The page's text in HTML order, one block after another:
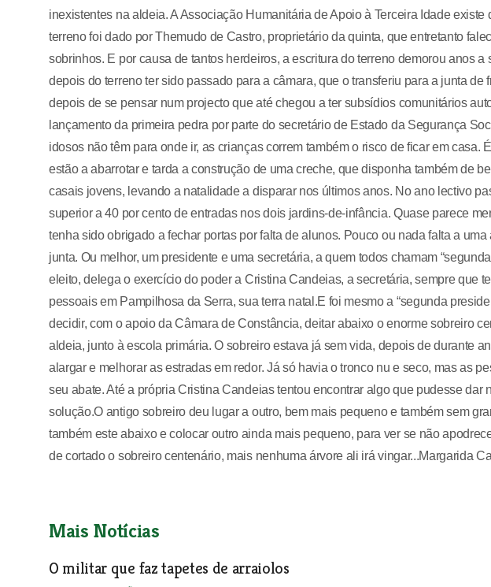
inexistentes na aldeia. A Associação Humanitária de Apoio à Terceira Idade
terreno foi dado por Themudo de Castro, proprietário da quinta, que entretanto
sobrinhos. E por causa de tantos herdeiros, a escritura do terreno demorou anos
depois do terreno ter sido passado para a câmara, que o transferiu para a junta
depois de se pensar num projecto que até chegou a ter subsídios comunitários
lançamento da primeira pedra por parte do secretário de Estado da Segurança
idosos não têm para onde ir, as crianças correm também o risco de ficar em casa.
estão a abarrotar e tarda a construção de uma creche, que disponha também de
casais jovens, levando a natalidade a disparar nos últimos anos. No ano lectivo
superior a 40 por cento de entradas nos dois jardins-de-infância. Quase parece
tenha sido obrigado a fechar portas por falta de alunos. Pouco ou nada falta a
junta. Ou melhor, um presidente e uma secretária, a quem todos chamam
eleito, delega o exercício do poder a Cristina Candeias, a secretária, sempre que
pessoais em Pampilhosa da Serra, sua terra natal.E foi mesmo a “segunda
decidir, com o apoio da Câmara de Constância, deitar abaixo o enorme sobreiro
aldeia, junto à escola primária. O sobreiro estava já sem vida, depois de durante
alargar e melhorar as estradas em redor. Já só havia o tronco nu e seco, mas as
seu abate. Até a própria Cristina Candeias tentou encontrar algo que pudesse dar
solução.O antigo sobreiro deu lugar a outro, bem mais pequeno e também sem
também este abaixo e colocar outro ainda mais pequeno, para ver se não
de cortado o sobreiro centenário, mais nenhuma árvore ali irá vingar...Margarida
Mais Notícias
O militar que faz tapetes de arraiolos